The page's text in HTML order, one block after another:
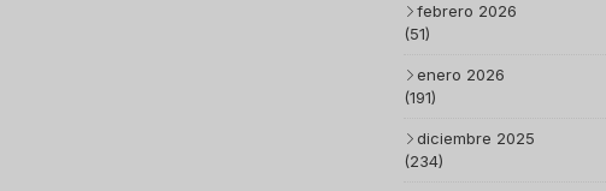
febrero 2026
(51)
enero 2026
(191)
diciembre 2025
(234)